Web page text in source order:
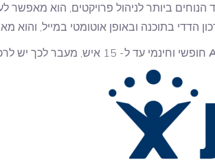
הנוחים ביותר לניהול פרויקטים, הוא
הדדי בתוכנה ובאופן אוטומטי במייל, והוא
חופשי וחינמי עד ל- 15 איש, מעבר לכך יש לרכוש חבילת שירות.